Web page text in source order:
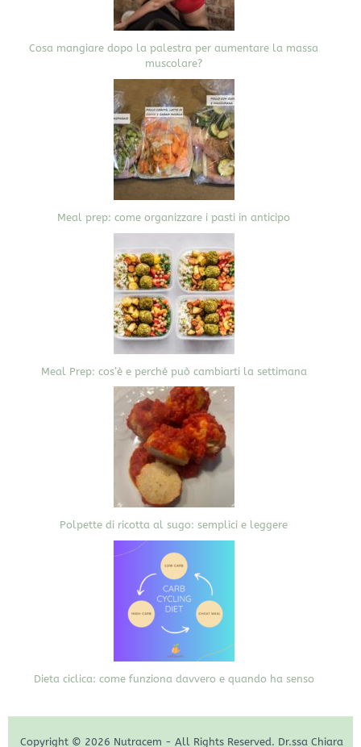
Cosa mangiare dopo la palestra per aumentare la massa
muscolare?
Meal prep: come organizzare i pasti in anticipo
Meal Prep: cos’è e perché può cambiarti la settimana
Polpette di ricotta al sugo: semplici e leggere
Dieta ciclica: come funziona davvero e quando ha senso
Copyright © 2026 Nutracem - All Rights Reserved. Dr.ssa Chiara